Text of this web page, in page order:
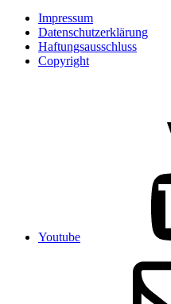
Impressum
Datenschutzerklärung
Haftungsausschluss
Copyright
Youtube